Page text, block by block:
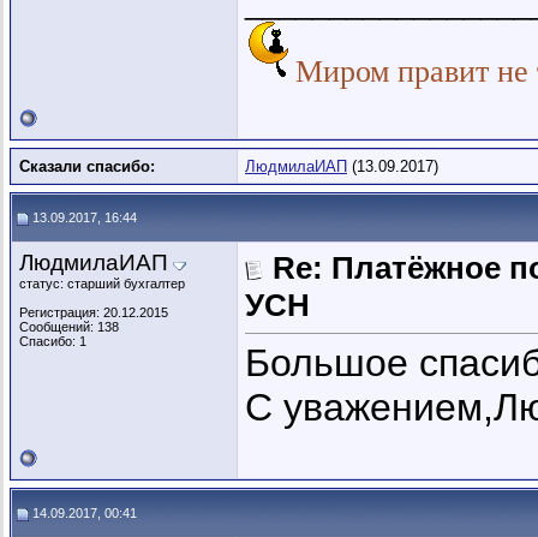
Миром правит не
Сказали спасибо: ЛюдмилаИАП (13.09.2017)
13.09.2017, 16:44
ЛюдмилаИАП
статус: старший бухгалтер
Регистрация: 20.12.2015
Сообщений: 138
Спасибо: 1
Re: Платёжное
УСН
Большое
С
14.09.2017, 00:41